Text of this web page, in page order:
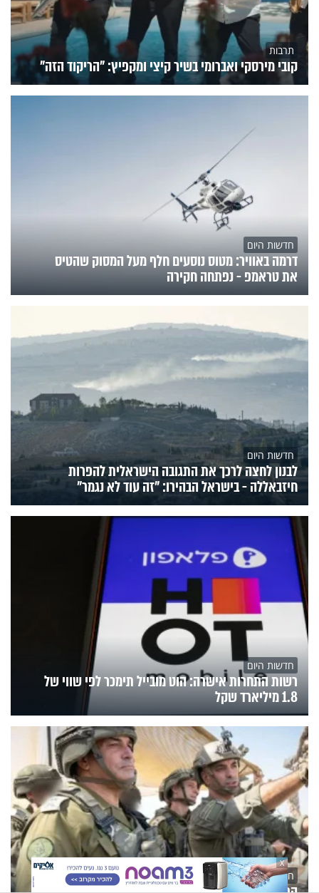
תרבות
קובי מירסקי ואברומי בשיר קיצי ומקפיץ: "הריקוד הזה"
חדשות היום
דרמה באוויר: מטוס נוסעים חלף מעל המסוק שהטיס
את טראמפ - נפתחה חקירה
חדשות היום
לבנון לחצה לרכך את התגובה הישראלית להפרות
חיזבאללה - בישראל הבהירו: "זה עוד לא נגמר"
חדשות היום
רשות התחרות אישרה: הוט מובייל תימכר לפי שווי של
1.8 מיליארד שקל
חדשות היום
X